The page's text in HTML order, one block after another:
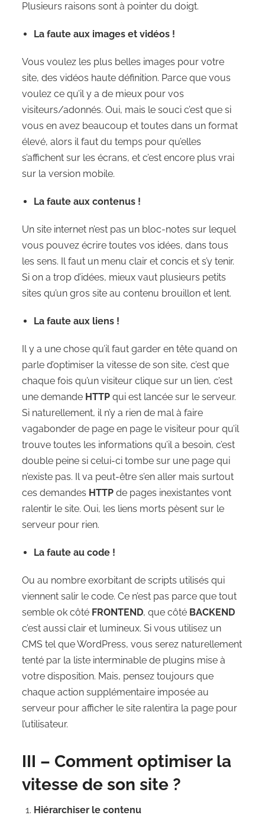
Plusieurs raisons sont à pointer du doigt.
La faute aux images et vidéos !
Vous voulez les plus belles images pour votre
site, des vidéos haute définition. Parce que vous
voulez ce qu’il y a de mieux pour vos
visiteurs/adonnés. Oui, mais le souci c’est que si
vous en avez beaucoup et toutes dans un format
élevé, alors il faut du temps pour qu’elles
s’affichent sur les écrans, et c’est encore plus vrai
sur la version mobile.
La faute aux contenus !
Un site internet n’est pas un bloc-notes sur lequel
vous pouvez écrire toutes vos idées, dans tous
les sens. Il faut un menu clair et concis et s’y tenir.
Si on a trop d’idées, mieux vaut plusieurs petits
sites qu’un gros site au contenu brouillon et lent.
La faute aux liens !
Il y a une chose qu’il faut garder en tête quand on
parle d’optimiser la vitesse de son site, c’est que
chaque fois qu’un visiteur clique sur un lien, c’est
une demande HTTP qui est lancée sur le serveur.
Si naturellement, il n’y a rien de mal à faire
vagabonder de page en page le visiteur pour qu’il
trouve toutes les informations qu’il a besoin, c’est
double peine si celui-ci tombe sur une page qui
n’existe pas. Il va peut-être s’en aller mais surtout
ces demandes HTTP de pages inexistantes vont
ralentir le site. Oui, les liens morts pèsent sur le
serveur pour rien.
La faute au code !
Ou au nombre exorbitant de scripts utilisés qui
viennent salir le code. Ce n’est pas parce que tout
semble ok côté FRONTEND, que côté BACKEND
c’est aussi clair et lumineux. Si vous utilisez un
CMS tel que WordPress, vous serez naturellement
tenté par la liste interminable de plugins mise à
votre disposition. Mais, pensez toujours que
chaque action supplémentaire imposée au
serveur pour afficher le site ralentira la page pour
l’utilisateur.
III – Comment optimiser la
vitesse de son site ?
Hiérarchiser le contenu